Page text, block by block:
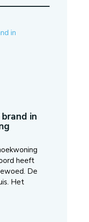
in
heeft
De
Het